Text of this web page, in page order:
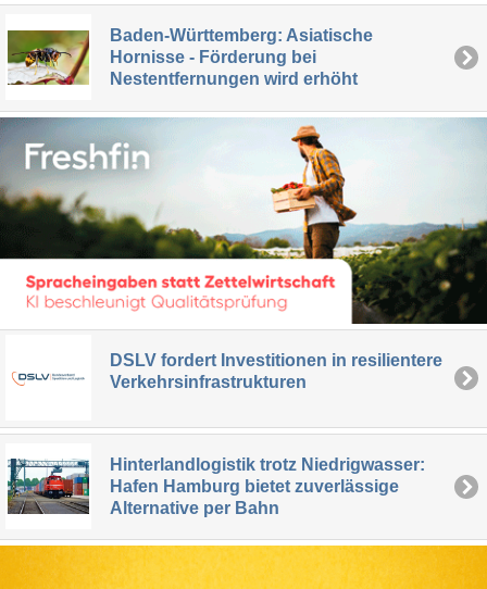
Baden-Württemberg: Asiatische
Hornisse - Förderung bei
Nestentfernungen wird erhöht
DSLV fordert Investitionen in resilientere
Verkehrsinfrastrukturen
Hinterlandlogistik trotz Niedrigwasser:
Hafen Hamburg bietet zuverlässige
Alternative per Bahn